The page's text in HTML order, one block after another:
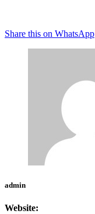
Share this on WhatsApp
admin
Website: